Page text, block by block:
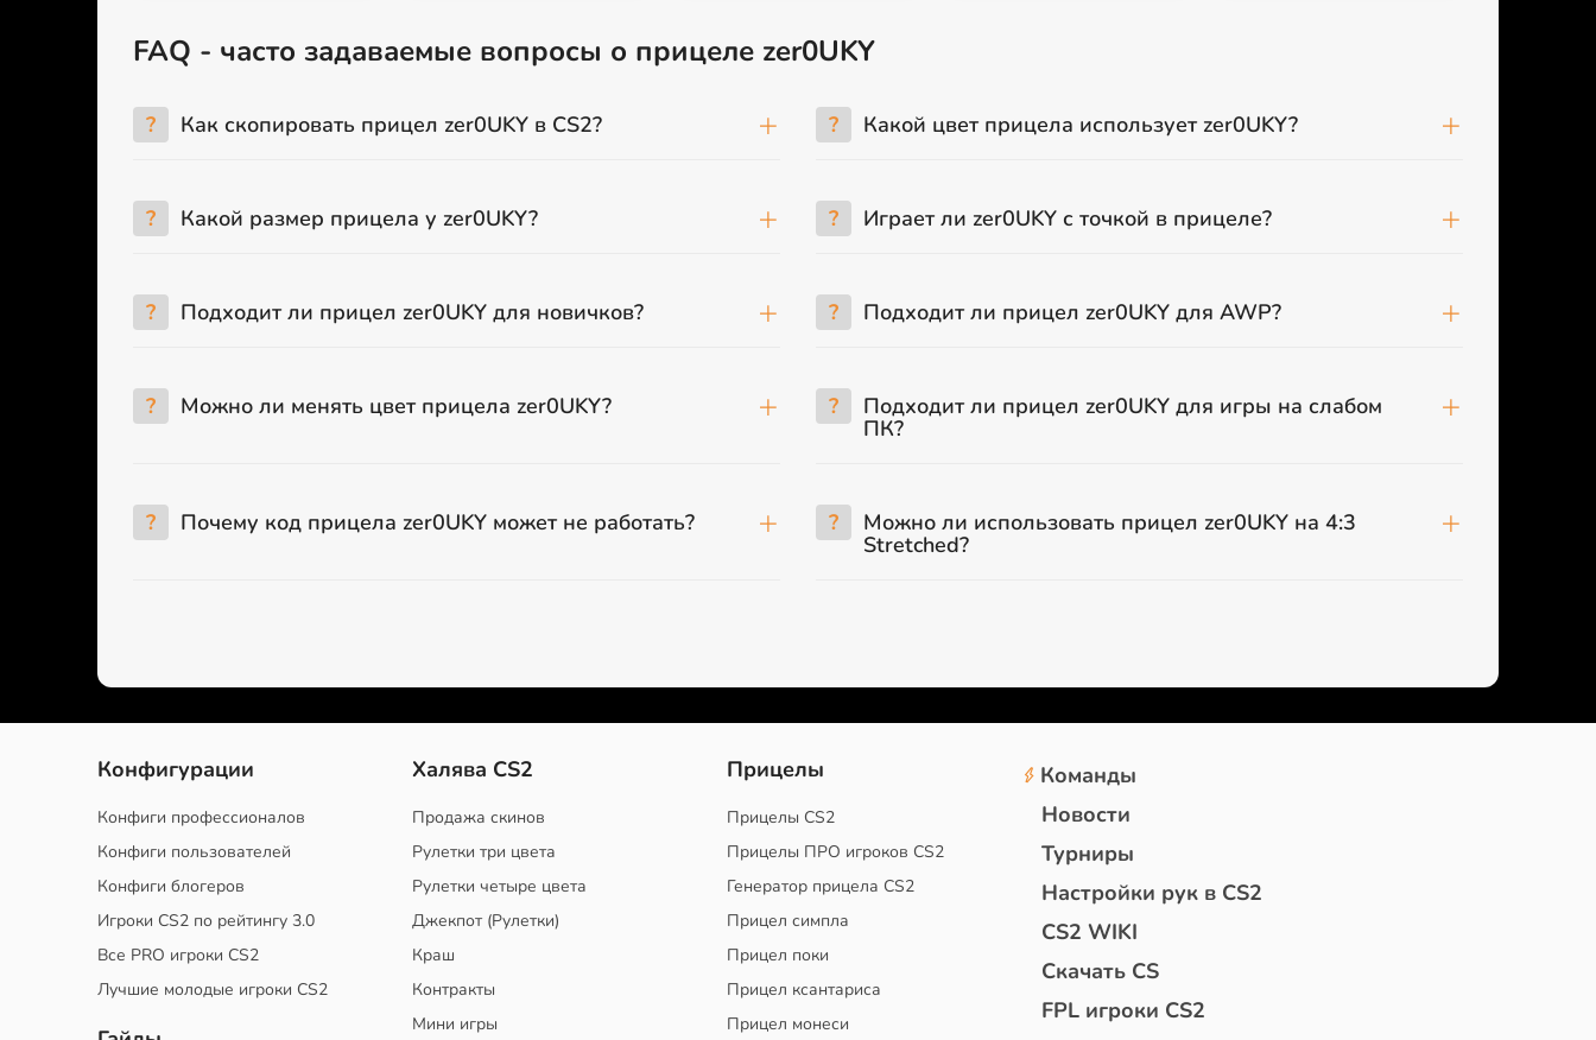
FAQ - часто задаваемые вопросы о прицеле zer0UKY
? Как скопировать прицел zer0UKY в CS2? ? Какой цвет прицела использует zer0UKY?
? Какой размер прицела у zer0UKY? ? Играет ли zer0UKY с точкой в прицеле?
? Подходит ли прицел zer0UKY для новичков? ? Подходит ли прицел zer0UKY для AWP?
? Можно ли менять цвет прицела zer0UKY? ? Подходит ли прицел zer0UKY для игры на слабом
ПК?
? Почему код прицела zer0UKY может не работать? ? Можно ли использовать прицел zer0UKY на 4:3
Stretched?
Конфигурации
Конфиги профессионалов
Конфиги пользователей
Конфиги блогеров
Игроки CS2 по рейтингу 3.0
Все PRO игроки CS2
Лучшие молодые игроки CS2
Халява CS2
Продажа скинов
Рулетки три цвета
Рулетки четыре цвета
Джекпот (Рулетки)
Краш
Контракты
Мини игры
Прицелы
Прицелы CS2
Прицелы ПРО игроков CS2
Генератор прицела CS2
Прицел симпла
Прицел поки
Прицел ксантариса
Прицел монеси
Команды
Новости
Турниры
Настройки рук в CS2
CS2 WIKI
Скачать CS
FPL игроки CS2